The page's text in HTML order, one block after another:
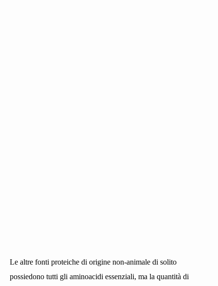
Le altre fonti proteiche di origine non-animale di solito
possiedono tutti gli aminoacidi essenziali, ma la quantità di